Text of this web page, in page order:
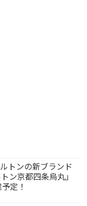
トンの新ブランド
ン京都四条烏丸」
定！